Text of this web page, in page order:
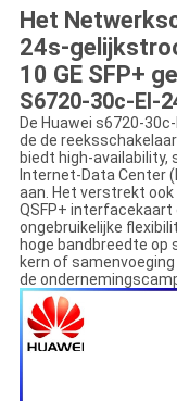
Het
24s-
10 GE SFP+
S6720-30c-EI-
De Huawei s6720-
de de
biedt high-
Internet-Data Center
aan. Het verstrekt
QSFP+ interfacekaart
ongebruikelijke
hoge bandbreedte op
kern of
de